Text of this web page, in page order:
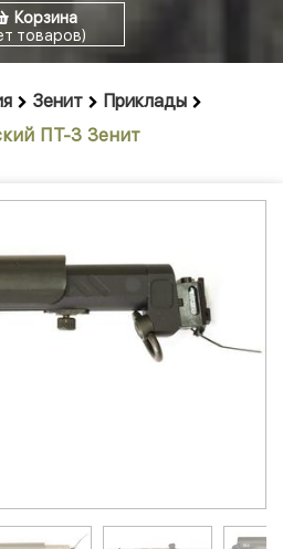
Корзина
товаров)
Зенит
Приклады
ПТ-3 Зенит